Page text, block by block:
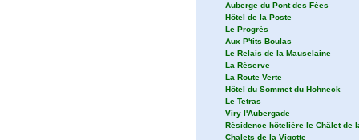
Auberge du Pont des Fées
Hôtel de la Poste
Le Progrès
Aux P'tits Boulas
Le Relais de la Mauselaine
La Réserve
La Route Verte
Hôtel du Sommet du Hohneck
Le Tetras
Viry l'Aubergade
Résidence hôtelière le Châlet de
Chalets de la Vigotte